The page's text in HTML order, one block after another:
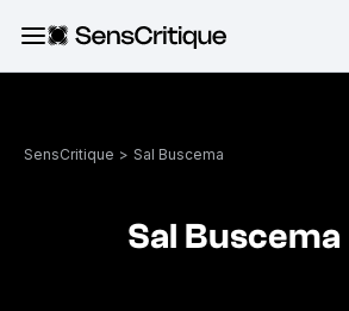
SensCritique > Sal Buscema
Sal Buscema